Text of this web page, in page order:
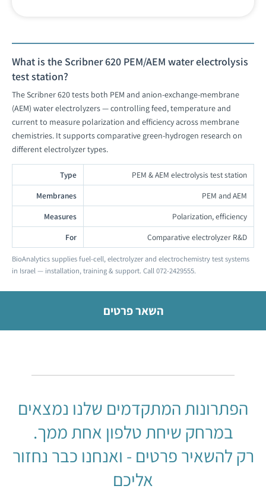
What is the Scribner 620 PEM/AEM water electrolysis
test station?
The Scribner 620 tests both PEM and anion-exchange-membrane
(AEM) water electrolyzers — controlling feed, temperature and
current to measure polarization and efficiency across membrane
chemistries. It supports comparative green-hydrogen research on
different electrolyzer types.
Type
PEM & AEM electrolysis test station
Membranes
PEM and AEM
Measures
Polarization, efficiency
For
Comparative electrolyzer R&D
BioAnalytics supplies fuel-cell, electrolyzer and electrochemistry test systems
in Israel — installation, training & support. Call 072-2429555.
השאר פרטים
הפתרונות המתקדמים שלנו נמצאים
במרחק שיחת טלפון אחת ממך.
רק להשאיר פרטים - ואנחנו כבר נחזור
אליכם